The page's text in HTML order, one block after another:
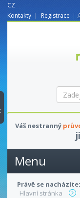
CZ
Kontakty
Registrace
Váš nestranný
Menu
Právě se nacházíte:
Hlavní stránka